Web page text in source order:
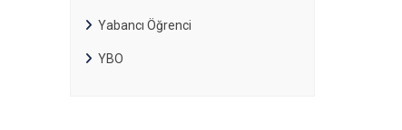
Yabancı Öğrenci
YBO